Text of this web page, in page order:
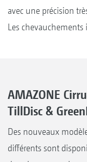
avec une précision
Les chevauchements
AMAZONE
TillDisc &
Des nouveaux
différents sont